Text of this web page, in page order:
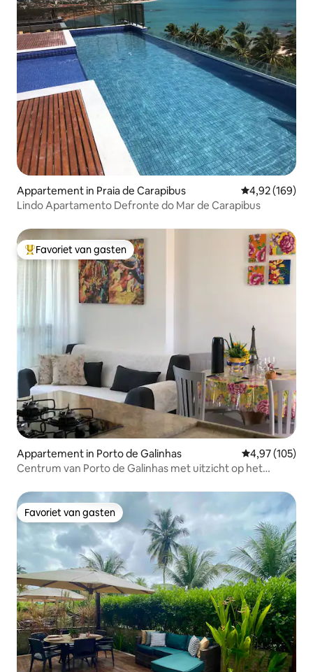
Appartement in Praia de Carapibus Gemiddelde
4,92 (169)
Lindo Apartamento Defronte do Mar de Carapibus
Topfavoriet van gasten
Favoriet van gasten
Appartement in Porto de Galinhas Gemiddelde
4,97 (105)
Centrum van Porto de Galinhas met uitzicht op het
Favoriet van gasten
Favoriet van gasten